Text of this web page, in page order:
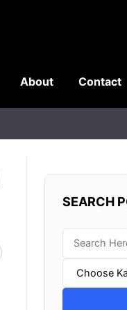
About Contact
SEARCH